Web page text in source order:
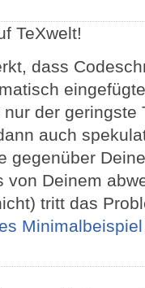
TeXwelt!
dass
der
auch
gegenüber
von Deinem
tritt das